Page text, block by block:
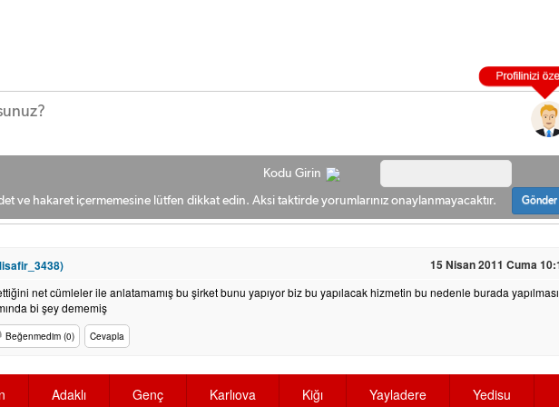
Kodu Girin
ve hakaret içermemesine lütfen dikkat edin. Aksi taktirde yorumlarınız onaylanmayacaktır. Gönder
15 Nisan 2011 Cuma
net cümleler ile anlatamamış bu şirket bunu yapıyor biz bu yapılacak hizmetin bu nedenle burada yapılması
bi şey dememiş
Beğenmedim (0) Cevapla
Adaklı Genç Karlıova Kiğı Yayladere Yedisu